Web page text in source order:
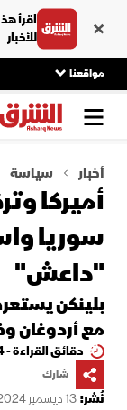
اقرأ
للأخبار
مواقعنا
أخبار سياسة
أميركا
سوريا
"داعش"
بلينكن
مع أردوغان
دقائق القراءة - 4
شارك
نُشر:13 ديسمبر 2024 12:06